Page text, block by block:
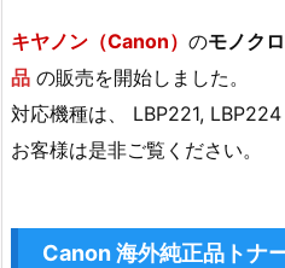
キヤノン（Canon） のモノク
品 の販売を開始しました。
対応機種は、 LBP221,
お客様は是非ご覧ください。
Canon 海外純正品トナ